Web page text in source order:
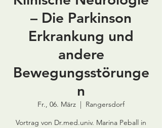
– Die Parkinson
Erkrankung und
andere
Bewegungsstörunge
n
Fr., 06. März
  |
Rangersdorf
Vortrag von Dr.med.univ. Marina Peball in